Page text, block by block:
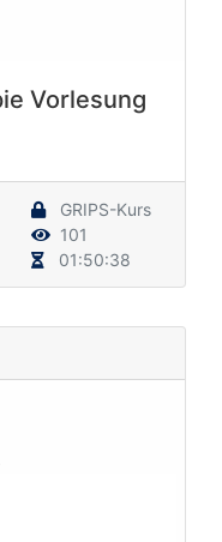
Vorlesung
GRIPS-Kurs
101
01:50:38